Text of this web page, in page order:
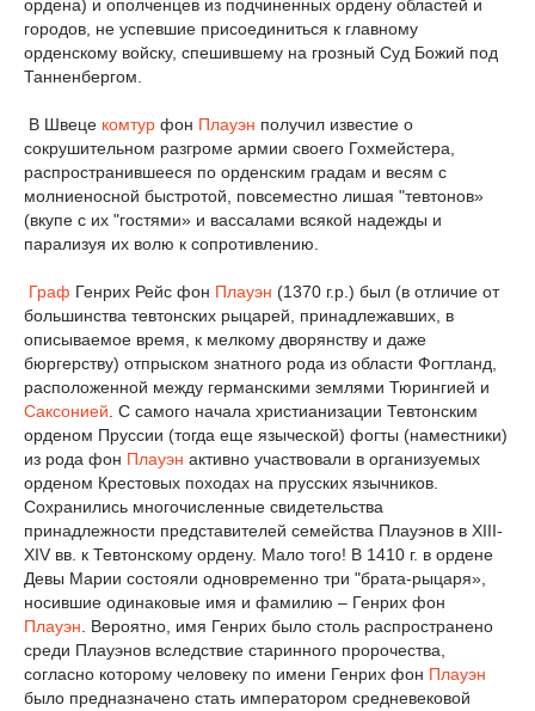
ордена) и ополченцев из подчиненных ордену областей и
городов, не успевшие присоединиться к главному
орденскому войску, спешившему на грозный Суд Божий под
Танненбергом.
В Швеце комтур фон Плауэн получил известие о
сокрушительном разгроме армии своего Гохмейстера,
распространившееся по орденским градам и весям с
молниеносной быстротой, повсеместно лишая "тевтонов»
(вкупе с их "гостями» и вассалами всякой надежды и
парализуя их волю к сопротивлению.
Граф Генрих Рейс фон Плауэн (1370 г.р.) был (в отличие от
большинства тевтонских рыцарей, принадлежавших, в
описываемое время, к мелкому дворянству и даже
бюргерству) отпрыском знатного рода из области Фогтланд,
расположенной между германскими землями Тюрингией и
Саксонией . С самого начала христианизации Тевтонским
орденом Пруссии (тогда еще языческой) фогты (наместники)
из рода фон Плауэн активно участвовали в организуемых
орденом Крестовых походах на прусских язычников.
Сохранились многочисленные свидетельства
принадлежности представителей семейства Плауэнов в XIII-
XIV вв. к Тевтонскому ордену. Мало того! В 1410 г. в ордене
Девы Марии состояли одновременно три "брата-рыцаря»,
носившие одинаковые имя и фамилию – Генрих фон
Плауэн . Вероятно, имя Генрих было столь распространено
среди Плауэнов вследствие старинного пророчества,
согласно которому человеку по имени Генрих фон Плауэн
было предназначено стать императором средневековой